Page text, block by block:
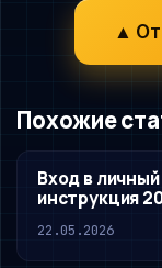
▲
Похожие
Вход в
инструкция
22.05.2026